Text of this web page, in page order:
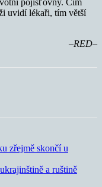
pojišťovny. Čím
uvidí lékaři, tím větší
–RED–
zřejmě skončí u
a ruštině